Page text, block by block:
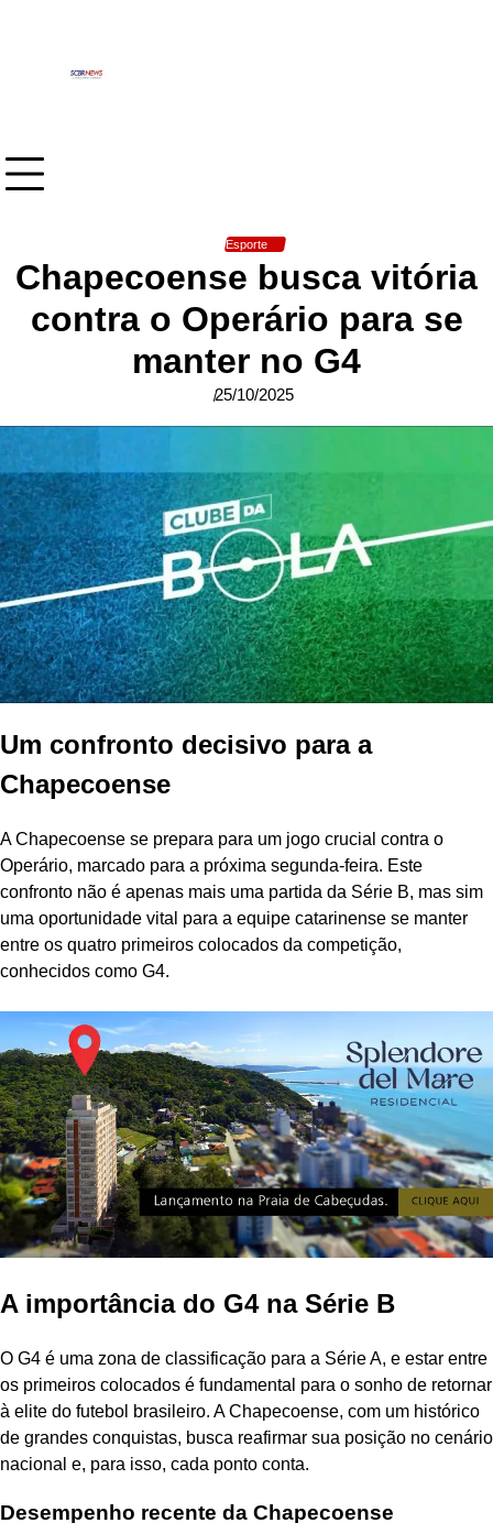
Esporte
Chapecoense busca vitória
contra o Operário para se
manter no G4
25/10/2025
Um confronto decisivo para a
Chapecoense
A Chapecoense se prepara para um jogo crucial contra o
Operário, marcado para a próxima segunda-feira. Este
confronto não é apenas mais uma partida da Série B, mas sim
uma oportunidade vital para a equipe catarinense se manter
entre os quatro primeiros colocados da competição,
conhecidos como G4.
A importância do G4 na Série B
O G4 é uma zona de classificação para a Série A, e estar entre
os primeiros colocados é fundamental para o sonho de retornar
à elite do futebol brasileiro. A Chapecoense, com um histórico
de grandes conquistas, busca reafirmar sua posição no cenário
nacional e, para isso, cada ponto conta.
Desempenho recente da Chapecoense